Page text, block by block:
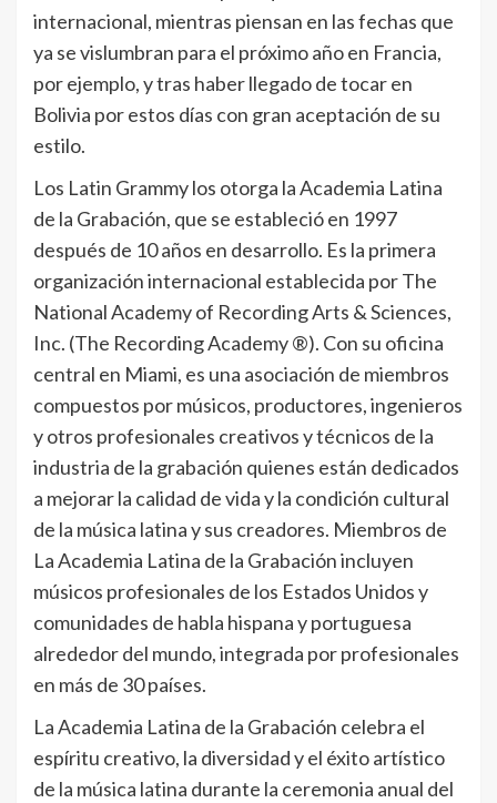
internacional, mientras piensan en las fechas que
ya se vislumbran para el próximo año en Francia,
por ejemplo, y tras haber llegado de tocar en
Bolivia por estos días con gran aceptación de su
estilo.
Los Latin Grammy los otorga la Academia Latina
de la Grabación, que se estableció en 1997
después de 10 años en desarrollo. Es la primera
organización internacional establecida por The
National Academy of Recording Arts & Sciences,
Inc. (The Recording Academy ®). Con su oficina
central en Miami, es una asociación de miembros
compuestos por músicos, productores, ingenieros
y otros profesionales creativos y técnicos de la
industria de la grabación quienes están dedicados
a mejorar la calidad de vida y la condición cultural
de la música latina y sus creadores. Miembros de
La Academia Latina de la Grabación incluyen
músicos profesionales de los Estados Unidos y
comunidades de habla hispana y portuguesa
alrededor del mundo, integrada por profesionales
en más de 30 países.
La Academia Latina de la Grabación celebra el
espíritu creativo, la diversidad y el éxito artístico
de la música latina durante la ceremonia anual del